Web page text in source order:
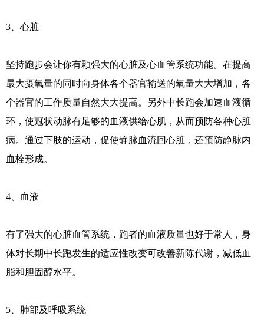
3、心脏
坚持跑步会让你有颗强大的心脏及心血管系统功能。在提高
最大摄氧量的同时向身体各个器官输送的氧量大大增加，各
个器官的工作质量自然大大提高。另外中长跑会加速血液循
环，使冠状动脉有足够的血液供给心肌，从而预防各种心脏
病。通过下肢的运动，促使静脉血流回心脏，还预防静脉内
血栓形成。
4、血液
有了强大的心脏血管系统，跑者的血液质量也好于常人，身
体对长期中长跑发生的适应性改变可改善新陈代谢，减低血
脂和胆固醇水平。
5、肺部及呼吸系统